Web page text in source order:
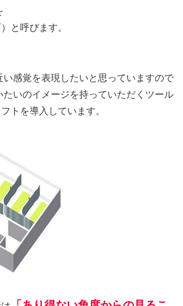
と呼びます。
い感覚を表現したいと思っていますので
たいのイメージを持っていただくツール
トを導入しています。